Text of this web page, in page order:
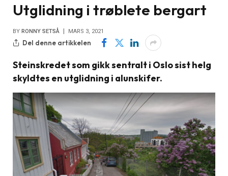
Utglidning i trøblete bergart
BY RONNY SETSÅ MARS 3, 2021
Del denne artikkelen
Steinskredet som gikk sentralt i Oslo sist helg
skyldtes en utglidning i alunskifer.